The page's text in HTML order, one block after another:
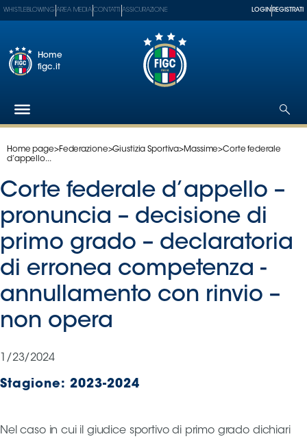
Federazione
Partner
Tecnici
Paralimpico
Serie
Women
Serie
del
WHISTLEBLOWING AREA MEDIA CONTATTI ASSICURAZIONE LOGIN REGISTRATI
Home
figc.it
Home page>Federazione>Giustizia Sportiva>Massime>Corte federale
d’appello...
Corte federale d’appello –
pronuncia – decisione di
primo grado – declaratoria
di erronea competenza -
annullamento con rinvio –
non opera
1/23/2024
Stagione: 2023-2024
Nel caso in cui il giudice sportivo di primo grado dichiari